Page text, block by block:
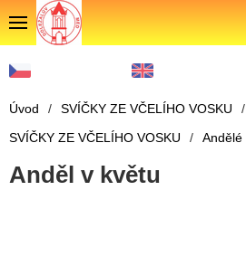
Úvod / SVÍČKY ZE VČELÍHO VOSKU
/
SVÍČKY ZE VČELÍHO VOSKU
/ Andělé
Anděl v květu